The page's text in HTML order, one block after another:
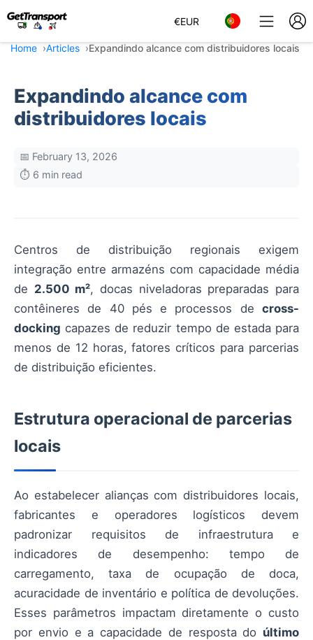
€EUR
Home Articles Expandindo alcance com distribuidores locais
Expandindo alcance com
distribuidores locais
📅 February 13, 2026
⏱️ 6 min read
Centros de distribuição regionais exigem
integração entre armazéns com capacidade média
de 2.500 m², docas niveladoras preparadas para
contêineres de 40 pés e processos de cross-
docking capazes de reduzir tempo de estada para
menos de 12 horas, fatores críticos para parcerias
de distribuição eficientes.
Estrutura operacional de parcerias
locais
Ao estabelecer alianças com distribuidores locais,
fabricantes e operadores logísticos devem
padronizar requisitos de infraestrutura e
indicadores de desempenho: tempo de
carregamento, taxa de ocupação de doca,
acuracidade de inventário e política de devoluções.
Esses parâmetros impactam diretamente o custo
por envio e a capacidade de resposta do último